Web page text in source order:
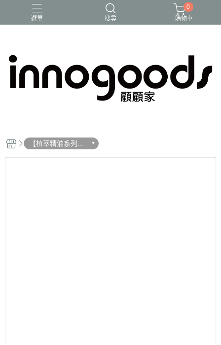
選單 搜尋
泡沫洗手液 洗手露 清潔系列 給皂機 驅蟲
0
購物車
【植萃精油系列】
洗手露與慕斯洗手
液